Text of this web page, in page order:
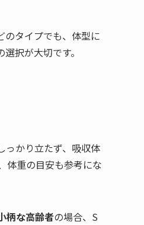
のタイプでも、体型に
択が大切です。
っかり立たず、吸収体
体重の目安も参考にな
柄な高齢者の場合、S